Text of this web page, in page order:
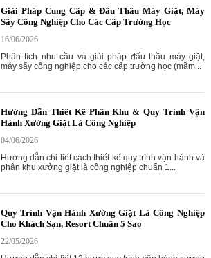
Giải Pháp Cung Cấp & Đấu Thầu Máy Giặt, Máy
Sấy Công Nghiệp Cho Các Cấp Trường Học
16/06/2026
Phân tích nhu cầu và giải pháp đấu thầu máy giặt,
máy sấy công nghiệp cho các cấp trường học (mầm...
Hướng Dẫn Thiết Kế Phân Khu & Quy Trình Vận
Hành Xưởng Giặt Là Công Nghiệp
04/06/2026
Hướng dẫn chi tiết cách thiết kế quy trình vận hành và
phân khu xưởng giặt là công nghiệp chuẩn 1...
Quy Trình Vận Hành Xưởng Giặt Là Công Nghiệp
Cho Khách Sạn, Resort Chuẩn 5 Sao
22/05/2026